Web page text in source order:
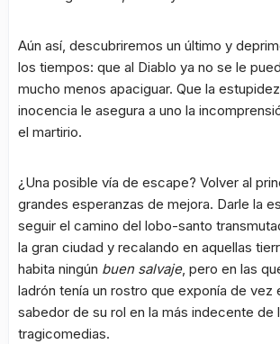
Aún así, descubriremos un último y
los tiempos: que al Diablo ya no se le
mucho menos apaciguar. Que la
inocencia le asegura a uno la
el martirio.
¿Una posible vía de escape? Volver al
grandes esperanzas de mejora. Darle la
seguir el camino del lobo-santo
la gran ciudad y recalando en aquellas
habita ningún buen salvaje, pero en las
ladrón tenía un rostro que exponía de vez
sabedor de su rol en la más indecente de
tragicomedias.